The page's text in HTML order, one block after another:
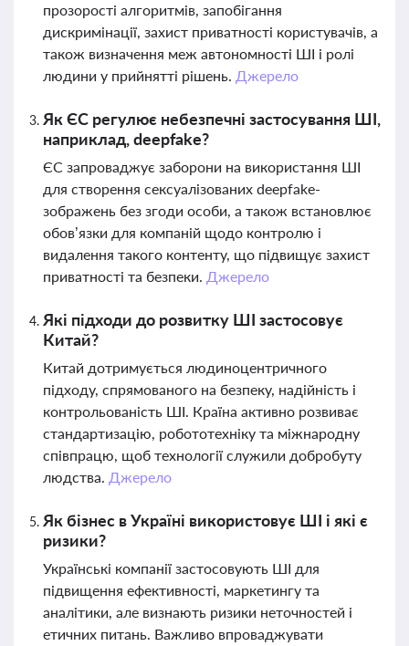
прозорості алгоритмів, запобігання
дискримінації, захист приватності користувачів, а
також визначення меж автономності ШІ і ролі
людини у прийнятті рішень. Джерело
Як ЄС регулює небезпечні застосування ШІ,
наприклад, deepfake?
ЄС запроваджує заборони на використання ШІ
для створення сексуалізованих deepfake-
зображень без згоди особи, а також встановлює
обов’язки для компаній щодо контролю і
видалення такого контенту, що підвищує захист
приватності та безпеки. Джерело
Які підходи до розвитку ШІ застосовує
Китай?
Китай дотримується людиноцентричного
підходу, спрямованого на безпеку, надійність і
контрольованість ШІ. Країна активно розвиває
стандартизацію, робототехніку та міжнародну
співпрацю, щоб технології служили добробуту
людства. Джерело
Як бізнес в Україні використовує ШІ і які є
ризики?
Українські компанії застосовують ШІ для
підвищення ефективності, маркетингу та
аналітики, але визнають ризики неточностей і
етичних питань. Важливо впроваджувати